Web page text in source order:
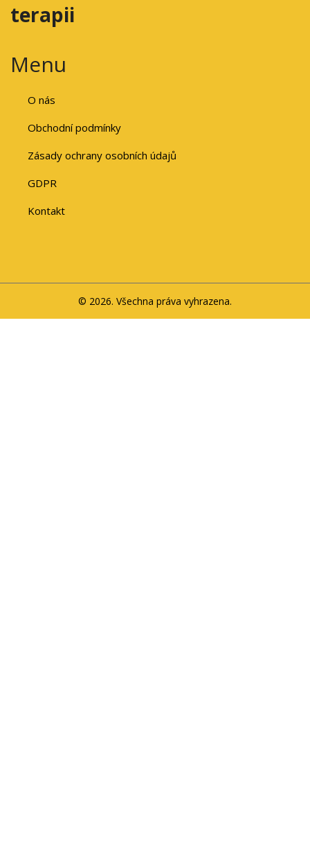
terapii
Menu
O nás
Obchodní podmínky
Zásady ochrany osobních údajů
GDPR
Kontakt
© 2026. Všechna práva vyhrazena.